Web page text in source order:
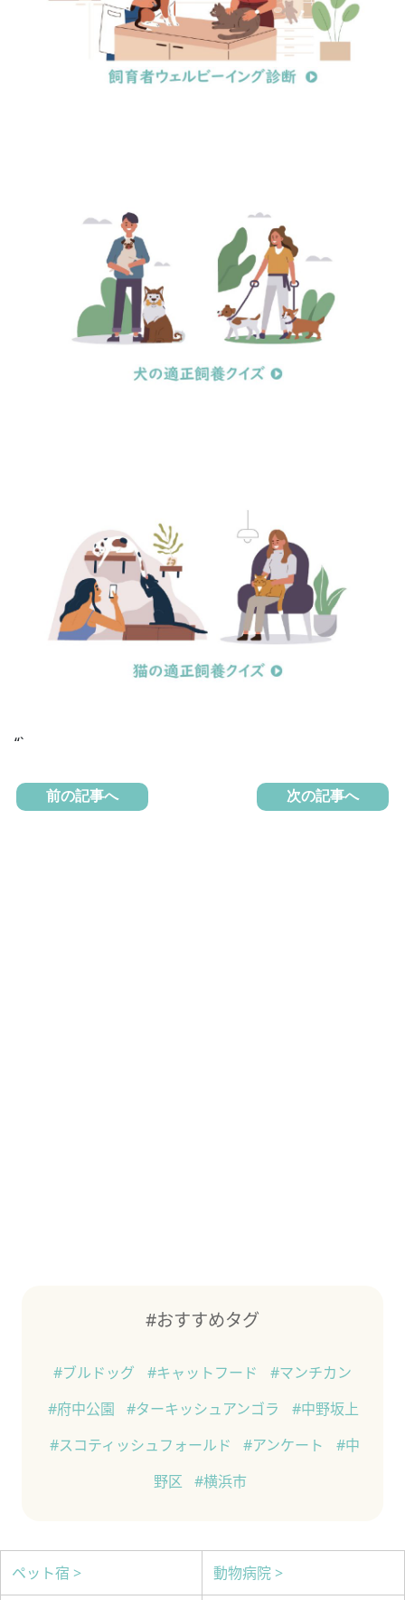
“`
前の記事へ 次の記事へ
#おすすめタグ
#ブルドッグ #キャットフード
#マンチカン
#府中公園
#ターキッシュアンゴラ
#中野坂上
#スコティッシュフォールド
#アンケート
#中
野区
#横浜市
ペット宿 > 動物病院 >